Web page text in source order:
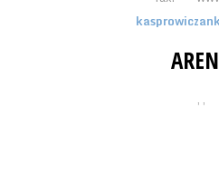
, ,